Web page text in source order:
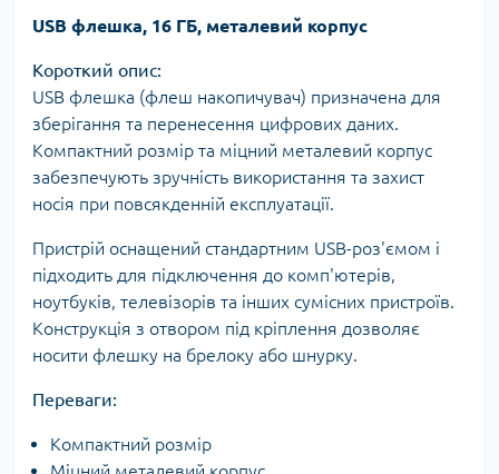
USB флешка, 16 ГБ, металевий корпус
Короткий опис:
USB флешка (флеш накопичувач) призначена для
зберігання та перенесення цифрових даних.
Компактний розмір та міцний металевий корпус
забезпечують зручність використання та захист
носія при повсякденній експлуатації.
Пристрій оснащений стандартним USB-роз'ємом і
підходить для підключення до комп'ютерів,
ноутбуків, телевізорів та інших сумісних пристроїв.
Конструкція з отвором під кріплення дозволяє
носити флешку на брелоку або шнурку.
Переваги:
Компактний розмір